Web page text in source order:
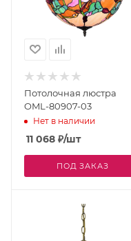
Потолочная люстра
OML-80907-03
Нет в наличии
11 068 ₽/шт
ПОД ЗАКАЗ